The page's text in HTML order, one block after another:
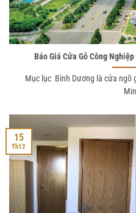
Báo Giá Cửa Gỗ Công
Mục lục Bình Dương là cửa ngõ
15
Th12